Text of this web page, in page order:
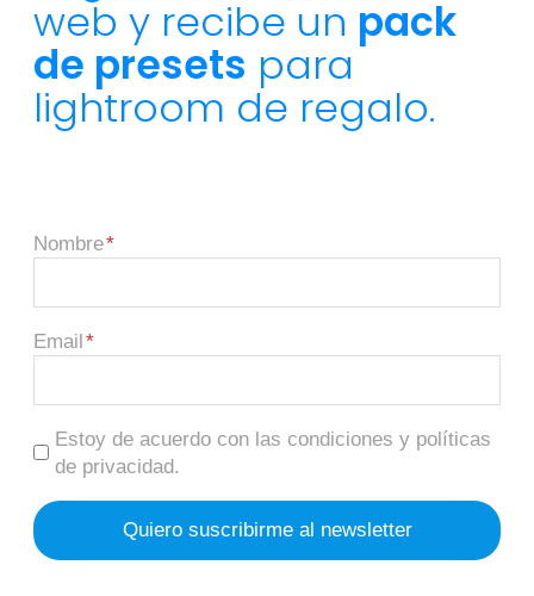
web y recibe un pack
de presets para
lightroom de regalo.
Nombre
Email
Estoy de acuerdo con las condiciones y políticas
de privacidad.